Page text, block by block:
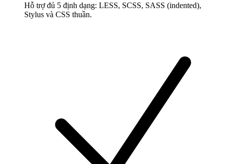
Hỗ trợ đủ 5 định dạng: LESS, SCSS, SASS (indented),
Stylus và CSS thuần.